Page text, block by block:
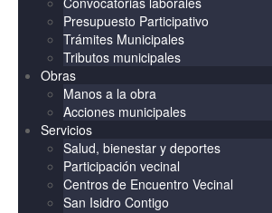
Presupuesto Participativo
Trámites Municipales
Tributos municipales
Obras
Manos a la obra
Acciones municipales
Servicios
Salud, bienestar y deportes
Participación vecinal
Centros de Encuentro Vecinal
San Isidro Contigo